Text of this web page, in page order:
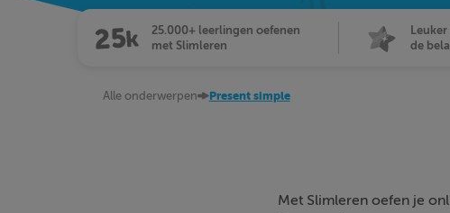
25.000+ leerlingen oefenen
met Slimleren
de
Alle onderwerpen Present simple
Met Slimleren oefen je